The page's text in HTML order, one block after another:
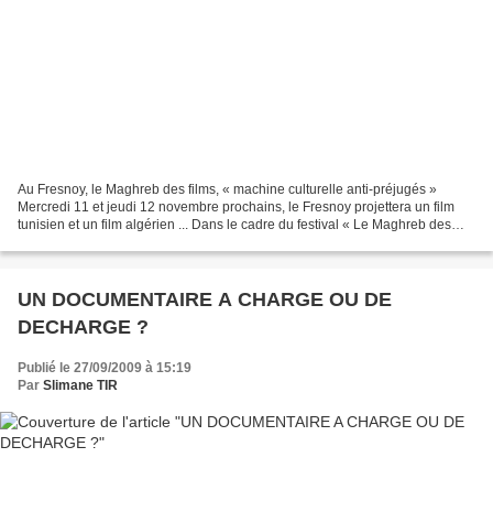
Au Fresnoy, le Maghreb des films, « machine culturelle anti-préjugés »
Mercredi 11 et jeudi 12 novembre prochains, le Fresnoy projettera un film
tunisien et un film algérien ... Dans le cadre du festival « Le Maghreb des
UN DOCUMENTAIRE A CHARGE OU DE
DECHARGE ?
Publié le 27/09/2009 à 15:19
Par Slimane TIR